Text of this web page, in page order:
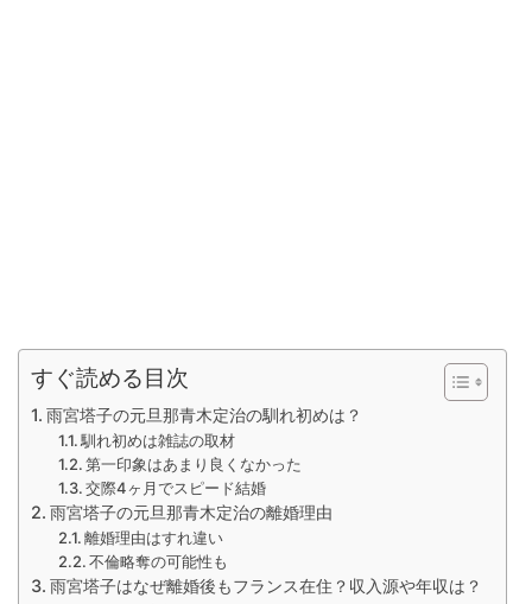
すぐ読める目次
雨宮塔子の元旦那青木定治の馴れ初めは？
馴れ初めは雑誌の取材
第一印象はあまり良くなかった
交際4ヶ月でスピード結婚
雨宮塔子の元旦那青木定治の離婚理由
離婚理由はすれ違い
不倫略奪の可能性も
雨宮塔子はなぜ離婚後もフランス在住？収入源や年収は？